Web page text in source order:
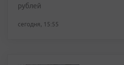
рублей
сегодня, 15:55